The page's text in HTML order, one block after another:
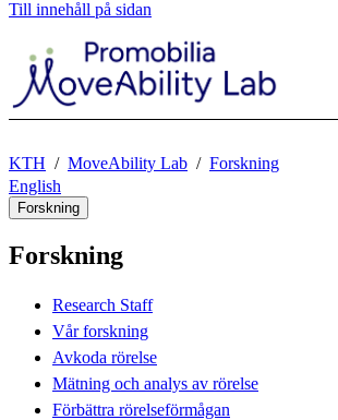
Till innehåll på sidan
KTH MoveAbility Lab
Forskning
English
Forskning
Forskning
Research Staff
Vår forskning
Avkoda rörelse
Mätning och analys av rörelse
Förbättra rörelseförmågan